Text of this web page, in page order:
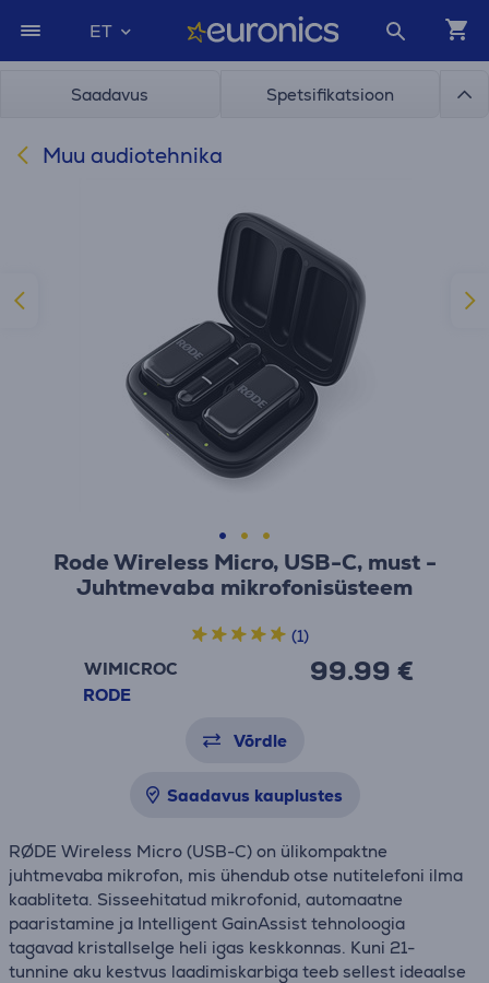
ET
Saadavus Spetsifikatsioon
Muu audiotehnika
Rode Wireless Micro, USB-C, must -
Juhtmevaba mikrofonisüsteem
WIMICROC
RODE
99.99 €
(1)
Võrdle
Saadavus kauplustes
RØDE Wireless Micro (USB-C) on ülikompaktne
juhtmevaba mikrofon, mis ühendub otse nutitelefoni ilma
kaabliteta. Sisseehitatud mikrofonid, automaatne
paaristamine ja Intelligent GainAssist tehnoloogia
tagavad kristallselge heli igas keskkonnas. Kuni 21-
tunnine aku kestvus laadimiskarbiga teeb sellest ideaalse